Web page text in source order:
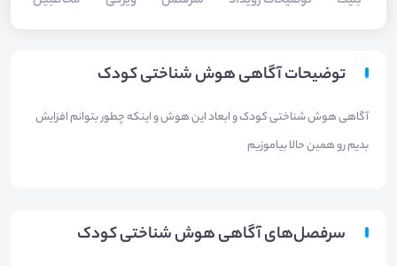
توضیحات آگاهی هوش شناختی کودک
آگاهی هوش شناختی کودک و ابعاد این هوش و اینکه چطور بتوانم افزایش
بدیم رو همین حالا بیاموزیم
سرفصل‌های آگاهی هوش شناختی کودک